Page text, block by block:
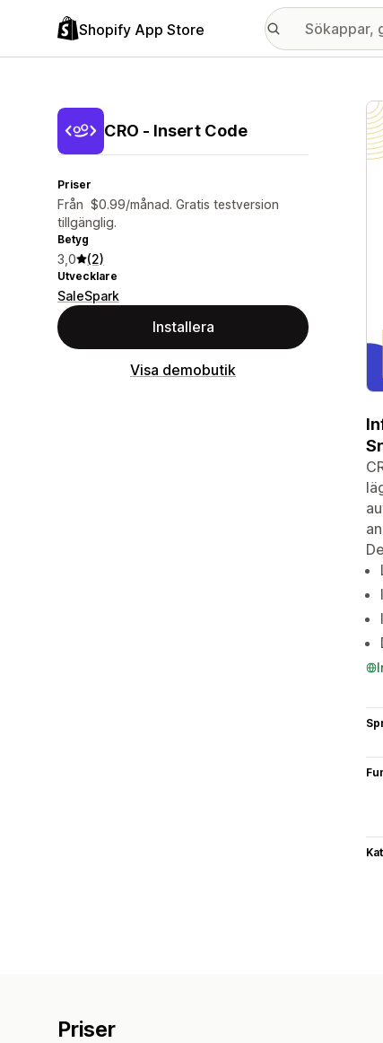
Shopify App Store
CRO ‑ Insert Code
Priser
Från $0.99/månad. Gratis testversion
tillgänglig.
Betyg
3,0 (2)
Utvecklare
SaleSpark
Installera
Visa demobutik
Priser